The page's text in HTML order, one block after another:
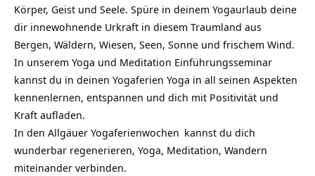
Körper, Geist und Seele. Spüre in deinem Yogaurlaub deine
dir innewohnende Urkraft in diesem Traumland aus
Bergen, Wäldern, Wiesen, Seen, Sonne und frischem Wind.
In unserem Yoga und Meditation Einführungsseminar
kannst du in deinen Yogaferien Yoga in all seinen Aspekten
kennenlernen, entspannen und dich mit Positivität und
Kraft aufladen.
In den Allgäuer Yogaferienwochen kannst du dich
wunderbar regenerieren, Yoga, Meditation, Wandern
miteinander verbinden.